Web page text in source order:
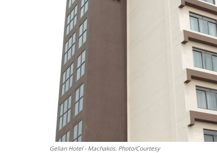
Gelian Hotel - Machakos. Photo/Courtesy